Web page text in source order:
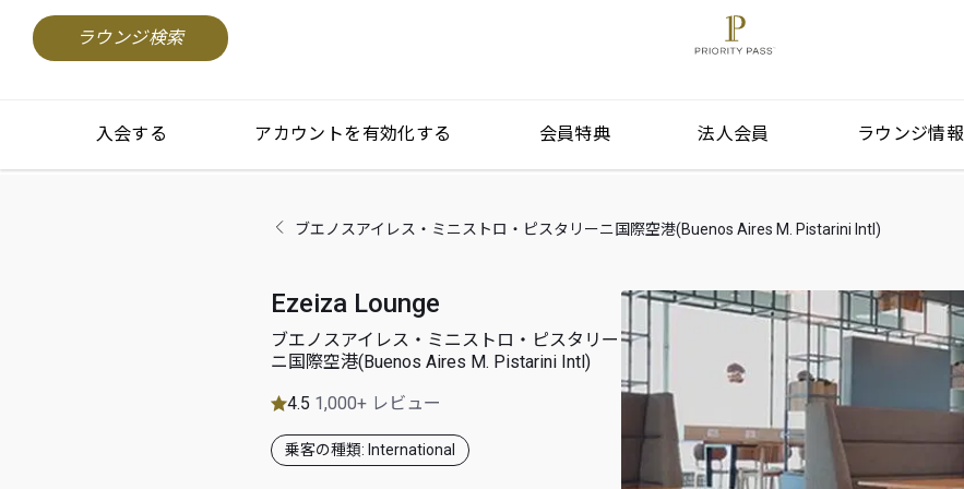
ラウンジ検索
入会する アカウントを有効化する 会員特典 法人会員 ラウンジ情報
ブエノスアイレス・ミニストロ・ピスタリーニ国際空港(Buenos Aires M. Pistarini Intl)
Ezeiza Lounge
ブエノスアイレス・ミニストロ・ピスタリー
ニ国際空港(Buenos Aires M. Pistarini Intl)
4.5 1,000+ レビュー
乗客の種類: International